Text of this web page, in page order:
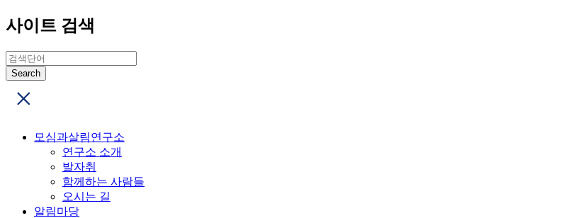
사이트 검색
모심과살림연구소
연구소 소개
발자취
함께하는 사람들
오시는 길
알림마당